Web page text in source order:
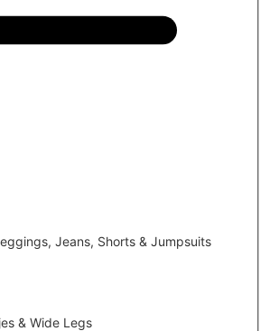
Jeans, Shorts & Jumpsuits
& Wide Legs